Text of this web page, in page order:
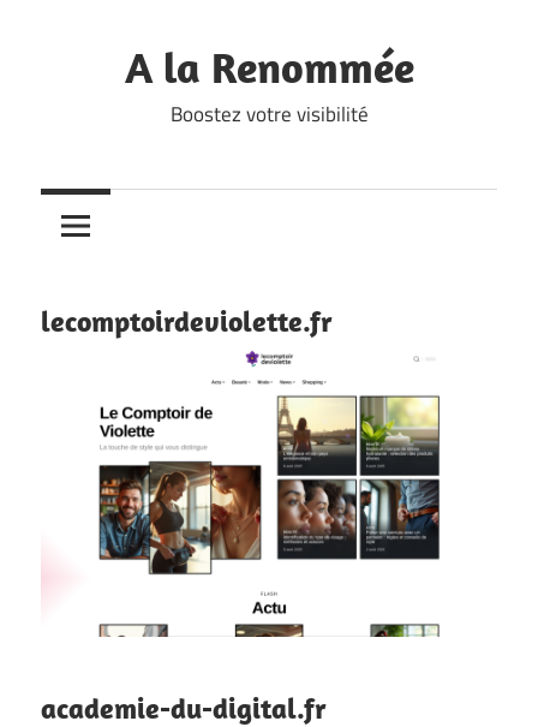
A la Renommée
Boostez votre visibilité
lecomptoirdeviolette.fr
academie-du-digital.fr